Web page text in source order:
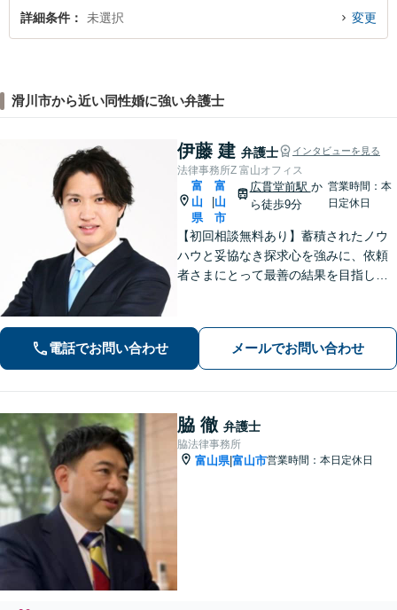
詳細条件 未選択 変更
滑川市から近い同性婚に強い弁護士
伊藤 建 弁護士 インタビューを見る
法律事務所Z 富山オフィス
富
山
県
富
山
市
広貫堂前駅 か
ら徒歩9分
営業時間：本
日定休日
【初回相談無料あり】蓄積されたノウ
ハウと妥協なき探求心を強みに、依頼
者さまにとって最善の結果を目指しま
電話でお問い合わせ メールでお問い合わせ
脇 徹 弁護士
脇法律事務所
富山県|富山市営業時間：本日定休日